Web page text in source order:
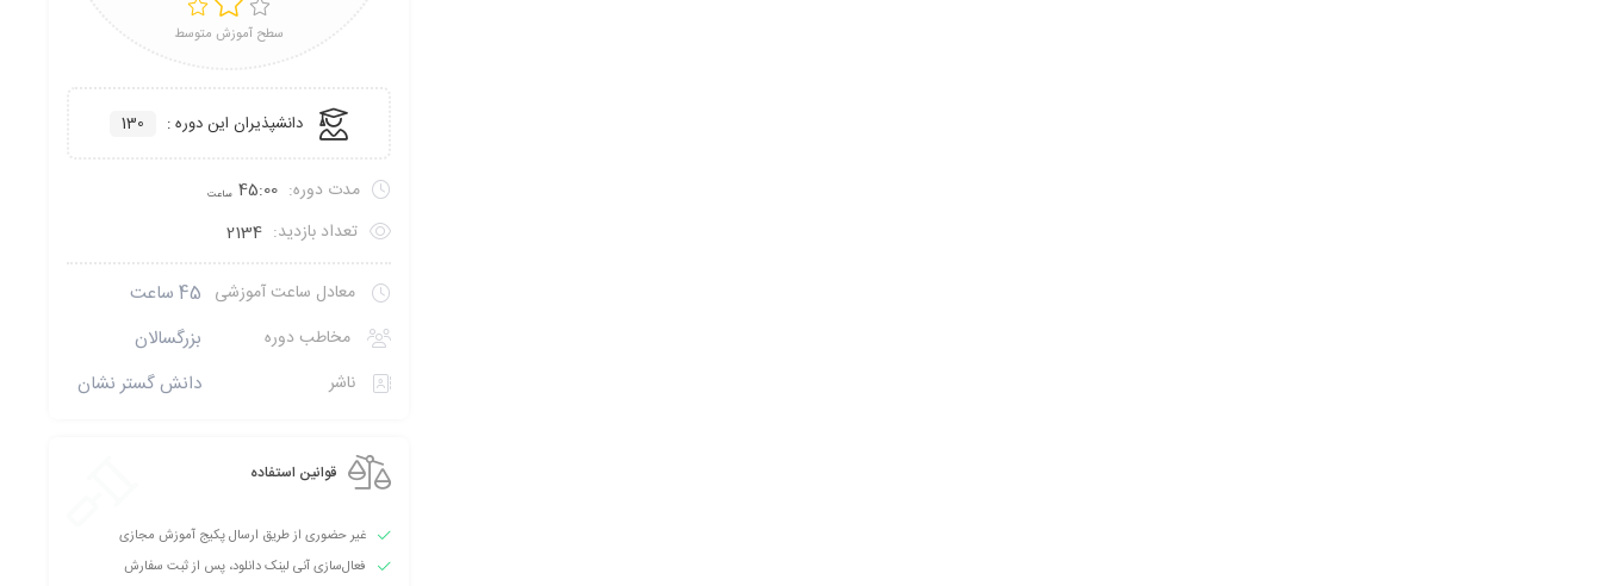
سطح آموزش متوسط
دانشپذیران این دوره : 130
مدت دوره: 45:00 ساعت
تعداد بازدید: 2134
معادل ساعت آموزشی 45 ساعت
مخاطب دوره بزرگسالان
ناشر دانش گستر نشان
قوانین استفاده
غیر حضوری از طریق ارسال پکیج آموزش مجازی
فعال‌سازی آنی لینک دانلود، پس از ثبت سفارش